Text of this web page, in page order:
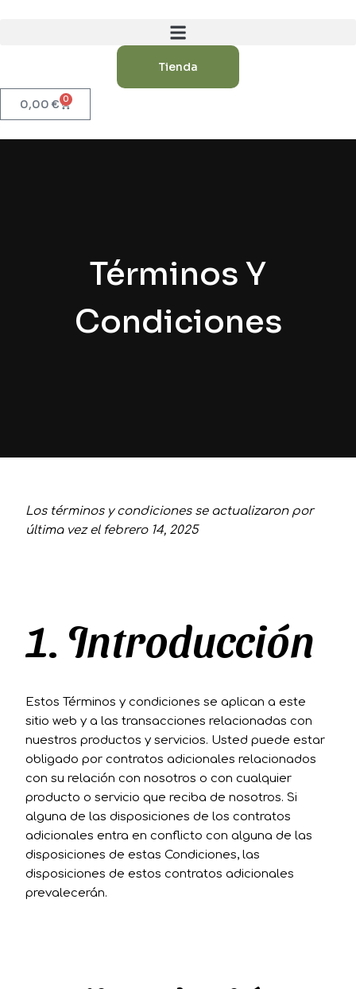
Tienda
0,00€ 0
Términos Y
Condiciones
Los términos y condiciones se actualizaron por
última vez el febrero 14, 2025
1. Introducción
Estos Términos y condiciones se aplican a este
sitio web y a las transacciones relacionadas con
nuestros productos y servicios. Usted puede estar
obligado por contratos adicionales relacionados
con su relación con nosotros o con cualquier
producto o servicio que reciba de nosotros. Si
alguna de las disposiciones de los contratos
adicionales entra en conflicto con alguna de las
disposiciones de estas Condiciones, las
disposiciones de estos contratos adicionales
prevalecerán.